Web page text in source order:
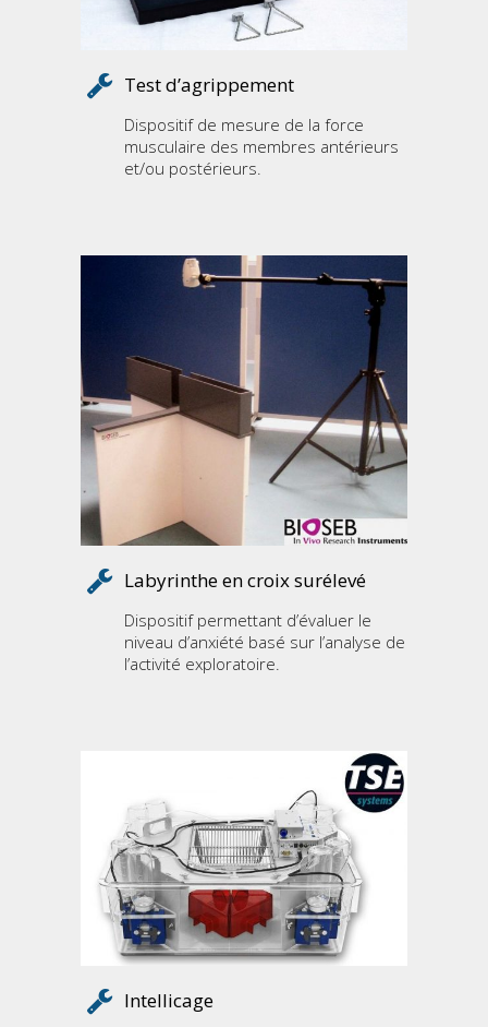
Test d’agrippement
Dispositif de mesure de la force
musculaire des membres antérieurs
et/ou postérieurs.
Labyrinthe en croix surélevé
Dispositif permettant d’évaluer le
niveau d’anxiété basé sur l’analyse de
l’activité exploratoire.
Intellicage